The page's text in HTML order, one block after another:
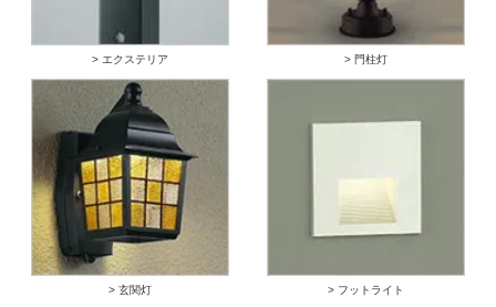
> エクステリア > 門柱灯
> 玄関灯 > フットライト